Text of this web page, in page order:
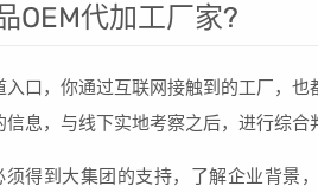
OEM代加工厂家?
口，你通过互联网接触到的工厂，
息，与线下实地考察之后，进行综合
得到大集团的支持，了解企业背景